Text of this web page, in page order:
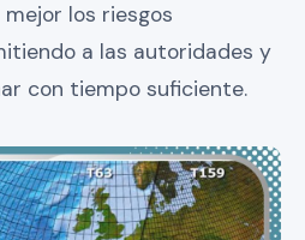
los riesgos
a las autoridades y
con tiempo suficiente.